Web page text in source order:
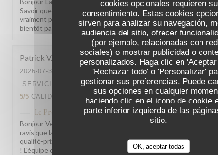
cookies opcionales requieren su
consentimiento. Estas cookies
sirven para analizar su navegación,
audiencia del sitio, ofrecer
(por ejemplo, relacionadas con
sociales) o mostrar publicidad o
personalizados. Haga clic en
'Rechazar todo' o 'Personalizar'
gestionar sus preferencias. Puede
sus opciones en cualquier
haciendo clic en el icono de cookie
parte inferior izquierda de las
sitio.
OK, aceptar todas
Bonjour Laurent, Merci pour ce retour aussi généreux !
Savoir que notre équipe vous a autant marqué nous fait
vraiment plaisir. On leur transmettra avec joie ! À très
bientôt parmi nous. L'équipe du Procope
Patrick V
2026-07-31
- 19:15 - INVITADOS 2
SERVICIO
AMBIENTE: 4/5 MENÚ:
5/5 CALIDAD / PRECIO : /5
Le Procope ha respondido a su opinión
Bonjour Veron, Merci pour ce beau retour ! Nous sommes
ravis que la cuisine vous ait autant plu. Pour le rapport
qualité-prix, votre remarque est bien notée. À très bientôt
! L'équipe du Procope